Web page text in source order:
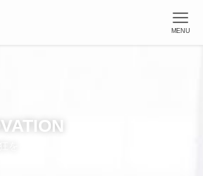
MENU
を